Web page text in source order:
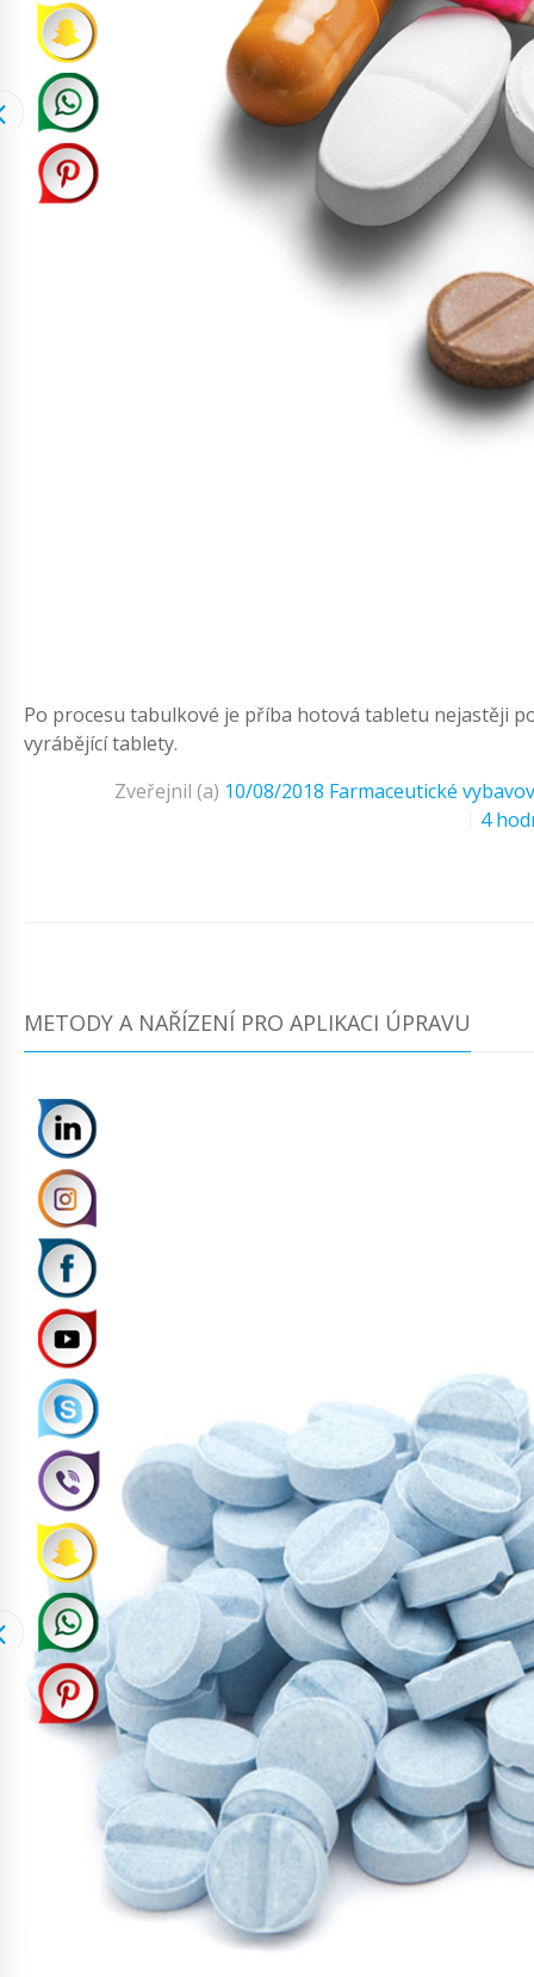
Po procesu tabulkové je příba hotová tabletu nejastěji
vyrábějící tablety.
Zveřejnil (a) 10/08/2018 Farmaceutické
4
METODY A NAŘÍZENÍ PRO APLIKACI ÚPRAVU